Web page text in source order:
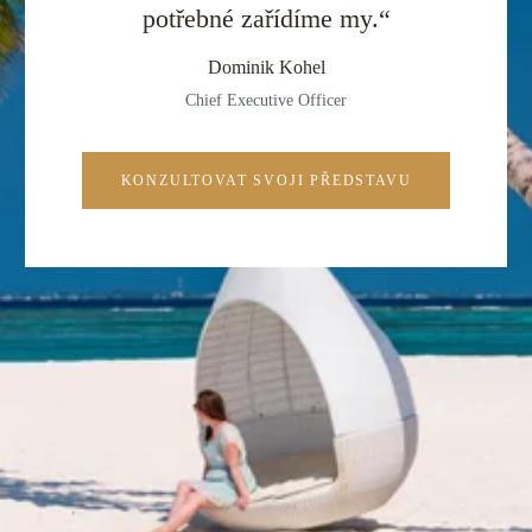
potřebné zařídíme my.“
Dominik Kohel
Chief Executive Officer
KONZULTOVAT SVOJI PŘEDSTAVU